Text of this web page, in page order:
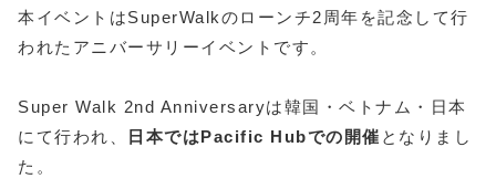
本イベントはSuperWalkのローンチ2周年を記念して行
われたアニバーサリーイベントです。
Super Walk 2nd Anniversaryは韓国・ベトナム・日本
にて行われ、
日本ではPacific Hubでの開催 となりまし
た。